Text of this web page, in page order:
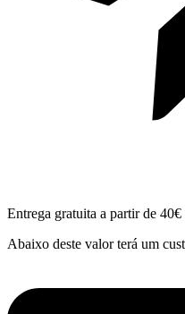
Entrega gratuita a partir de 40€
Abaixo deste valor terá um